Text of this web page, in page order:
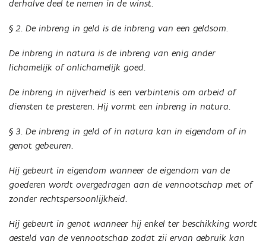
derhalve deel te nemen in de winst.
§ 2. De inbreng in geld is de inbreng van een geldsom.
De inbreng in natura is de inbreng van enig ander
lichamelijk of onlichamelijk goed.
De inbreng in nijverheid is een verbintenis om arbeid of
diensten te presteren. Hij vormt een inbreng in natura.
§ 3. De inbreng in geld of in natura kan in eigendom of in
genot gebeuren.
Hij gebeurt in eigendom wanneer de eigendom van de
goederen wordt overgedragen aan de vennootschap met of
zonder rechtspersoonlijkheid.
Hij gebeurt in genot wanneer hij enkel ter beschikking wordt
gesteld van de vennootschap zodat zij ervan gebruik kan